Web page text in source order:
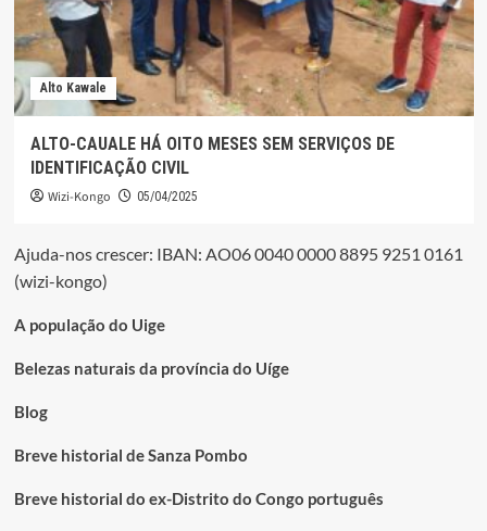
Alto Kawale
ALTO-CAUALE HÁ OITO MESES SEM SERVIÇOS DE
IDENTIFICAÇÃO CIVIL
Wizi-Kongo 05/04/2025
Ajuda-nos crescer: IBAN: AO06 0040 0000 8895 9251 0161
(wizi-kongo)
A população do Uige
Belezas naturais da província do Uíge
Blog
Breve historial de Sanza Pombo
Breve historial do ex-Distrito do Congo português